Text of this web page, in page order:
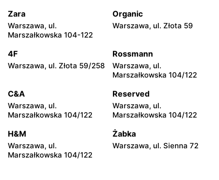
Górki, ul. Górki 71
Gumniska, ul. Gumniska
157C
Iwierzyce, ul. Iwierzyce
152A
Tczew, ul. Franciszka Żwirki
61
Hyżne, ul. Hyżne 100 Jarosław, ul. Pełkińska 147
moje sklepy moje sklepy
Zara
Warszawa, ul.
Marszałkowska 104-122
Organic
Warszawa, ul. Złota 59
4F
Warszawa, ul. Złota 59/258
Rossmann
Warszawa, ul.
Marszałkowska 104/122
C&A
Warszawa, ul.
Marszałkowska 104/122
Reserved
Warszawa, ul.
Marszałkowska 104/122
H&M
Warszawa, ul.
Marszałkowska 104/122
Żabka
Warszawa, ul. Sienna 72